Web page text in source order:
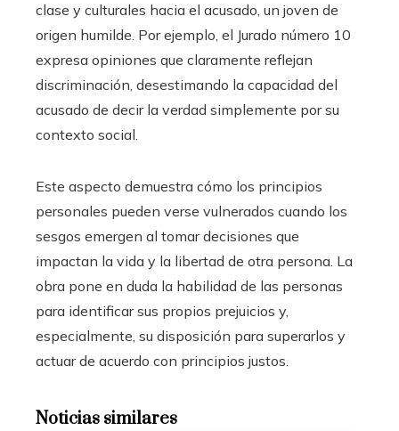
clase y culturales hacia el acusado, un joven de
origen humilde. Por ejemplo, el Jurado número 10
expresa opiniones que claramente reflejan
discriminación, desestimando la capacidad del
acusado de decir la verdad simplemente por su
contexto social.
Este aspecto demuestra cómo los principios
personales pueden verse vulnerados cuando los
sesgos emergen al tomar decisiones que
impactan la vida y la libertad de otra persona. La
obra pone en duda la habilidad de las personas
para identificar sus propios prejuicios y,
especialmente, su disposición para superarlos y
actuar de acuerdo con principios justos.
Noticias similares